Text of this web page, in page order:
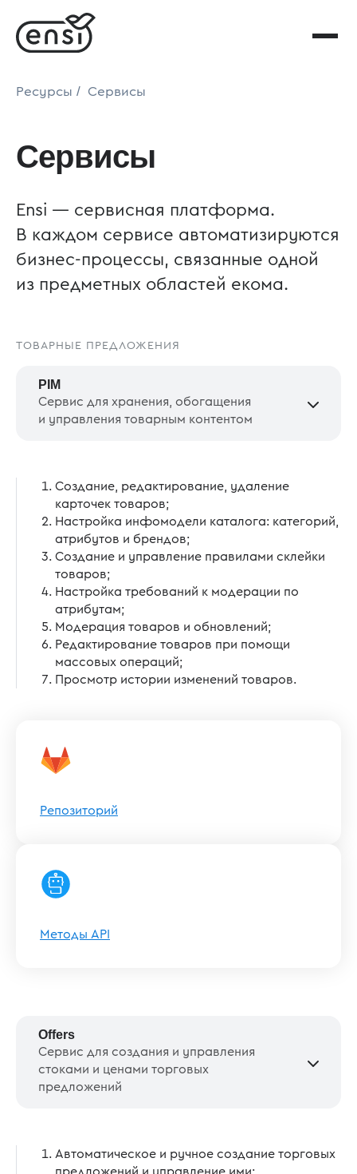
Ресурсы / Сервисы
Сервисы
Ensi — сервисная платформа.
В каждом сервисе автоматизируются
бизнес-процессы, связанные одной
из предметных областей екома.
ТОВАРНЫЕ ПРЕДЛОЖЕНИЯ
PIM
Сервис для хранения, обогащения
и управления товарным контентом
Создание, редактирование, удаление
карточек товаров;
Настройка инфомодели каталога: категорий,
атрибутов и брендов;
Создание и управление правилами склейки
товаров;
Настройка требований к модерации по
атрибутам;
Модерация товаров и обновлений;
Редактирование товаров при помощи
массовых операций;
Просмотр истории изменений товаров.
Репозиторий
Методы API
Offers
Сервис для создания и управления
стоками и ценами торговых
предложений
Автоматическое и ручное создание торговых